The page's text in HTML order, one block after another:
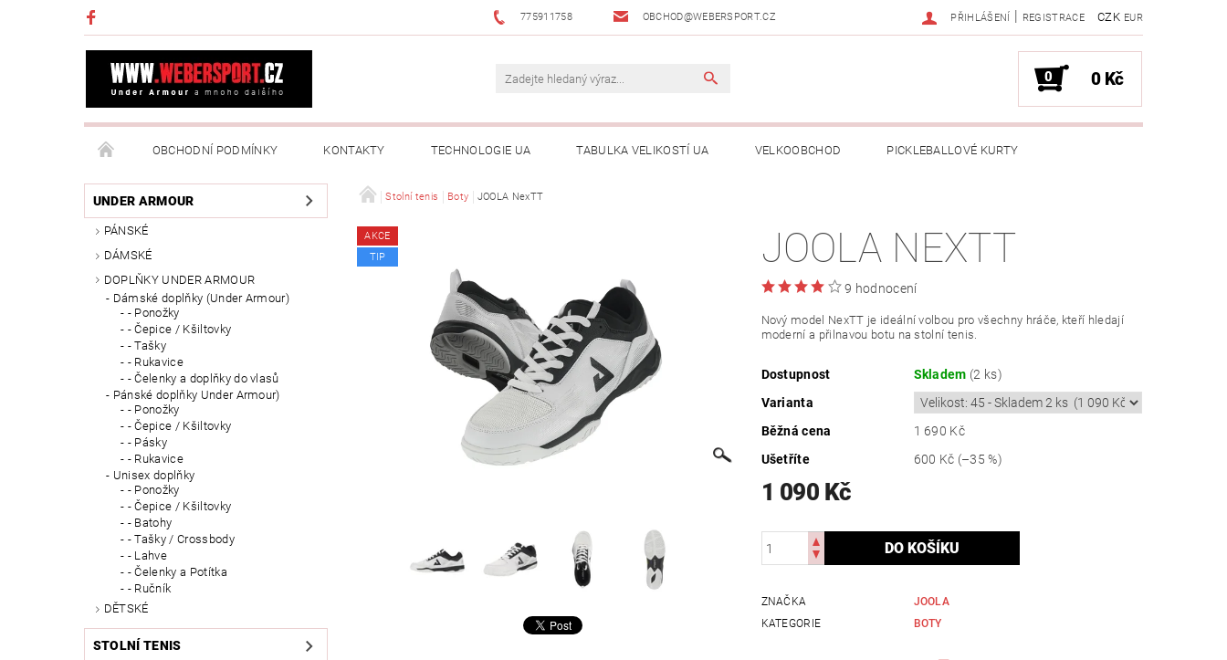
775911758 OBCHOD@WEBERSPORT.CZ CZK EUR
PŘIHLÁŠENÍ | REGISTRACE
0 0 Kč
OBCHODNÍ PODMÍNKY KONTAKTY TECHNOLOGIE UA TABULKA VELIKOSTÍ UA VELKOOBCHOD PICKLEBALLOVÉ KURTY
NAPIŠTE NÁM MOJE OBJEDNÁVKA
UNDER ARMOUR
PÁNSKÉ
DÁMSKÉ
DOPLŇKY UNDER ARMOUR
Dámské doplňky (Under Armour)
- Ponožky
- Čepice / Kšiltovky
- Tašky
- Rukavice
- Čelenky a doplňky do vlasů
Pánské doplňky Under Armour)
- Ponožky
- Čepice / Kšiltovky
- Pásky
- Rukavice
Unisex doplňky
- Ponožky
- Čepice / Kšiltovky
- Batohy
- Tašky / Crossbody
- Lahve
- Čelenky a Potítka
- Ručník
DĚTSKÉ
STOLNÍ TENIS
Stolní tenis Boty JOOLA NexTT
AKCE
TIP
JOOLA NEXTT
9 hodnocení
Nový model NexTT je ideální volbou pro všechny hráče, kteří hledají
moderní a přilnavou botu na stolní tenis.
Dostupnost Skladem (2 ks)
Varianta
Běžná cena
1 690 Kč
Ušetříte
600 Kč (–35 %)
1 090 Kč
ZNAČKA
JOOLA
KATEGORIE
BOTY